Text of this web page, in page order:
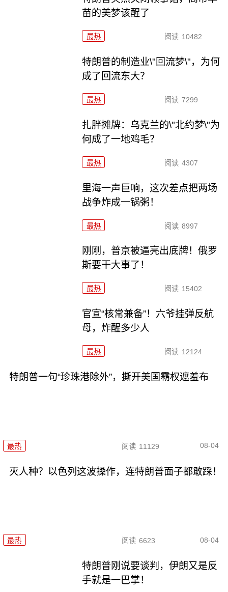
苗的美梦该醒了
最热 阅读 10482
特朗普的制造业\"回流梦\"，为何
成了回流东大？
最热 阅读 7299
扎胖摊牌：乌克兰的\"北约梦\"为
何成了一地鸡毛？
最热 阅读 4307
里海一声巨响，这次差点把两场
战争炸成一锅粥！
最热 阅读 8997
刚刚，普京被逼亮出底牌！俄罗
斯要干大事了！
最热 阅读 15402
官宣“核常兼备”！六爷挂弹反航
母，炸醒多少人
最热 阅读 12124
特朗普一句“珍珠港除外”，撕开美国霸权遮羞布
最热 阅读 11129 08-04
灭人种？以色列这波操作，连特朗普面子都敢踩！
最热 阅读 6623 08-04
特朗普刚说要谈判，伊朗又是反
手就是一巴掌！